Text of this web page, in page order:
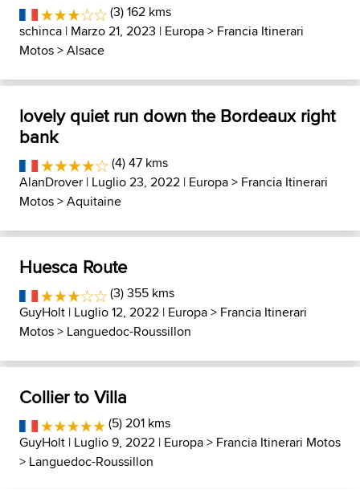
(3) 162 kms
schinca | Marzo 21, 2023 | Europa> Francia Itinerari
Motos>Alsace
lovely quiet run down the Bordeaux right
bank
(4) 47 kms
AlanDrover | Luglio 23, 2022 | Europa> Francia Itinerari
Motos>Aquitaine
Huesca Route
(3) 355 kms
GuyHolt | Luglio 12, 2022 | Europa> Francia Itinerari
Motos> Languedoc-Roussillon
Collier to Villa
(5) 201 kms
GuyHolt | Luglio 9, 2022 | Europa> Francia Itinerari Motos
> Languedoc-Roussillon